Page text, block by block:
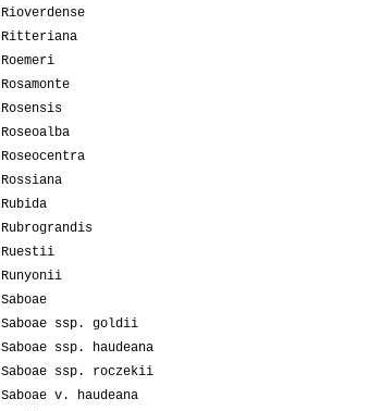
Rioverdense
Ritteriana
Roemeri
Rosamonte
Rosensis
Roseoalba
Roseocentra
Rossiana
Rubida
Rubrograndis
Ruestii
Runyonii
Saboae
Saboae ssp. goldii
Saboae ssp. haudeana
Saboae ssp. roczekii
Saboae v. haudeana